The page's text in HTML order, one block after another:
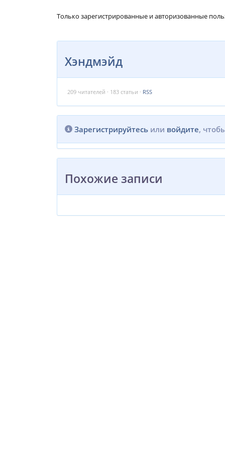
Только зарегистрированные и авторизованные
Хэндмэйд
209 читателей · 183 статьи · RSS
Зарегистрируйтесь или войдите,
Похожие записи